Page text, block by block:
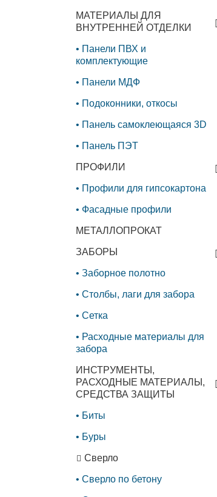
МАТЕРИАЛЫ ДЛЯ
ВНУТРЕННЕЙ ОТДЕЛКИ
Панели ПВХ и
комплектующие
Панели МДФ
Подоконники, откосы
Панель самоклеющаяся 3D
Панель ПЭТ
ПРОФИЛИ
Профили для гипсокартона
Фасадные профили
МЕТАЛЛОПРОКАТ
ЗАБОРЫ
Заборное полотно
Столбы, лаги для забора
Сетка
Расходные материалы для
забора
ИНСТРУМЕНТЫ,
РАСХОДНЫЕ МАТЕРИАЛЫ,
СРЕДСТВА ЗАЩИТЫ
Биты
Буры
Сверло
Сверло по бетону